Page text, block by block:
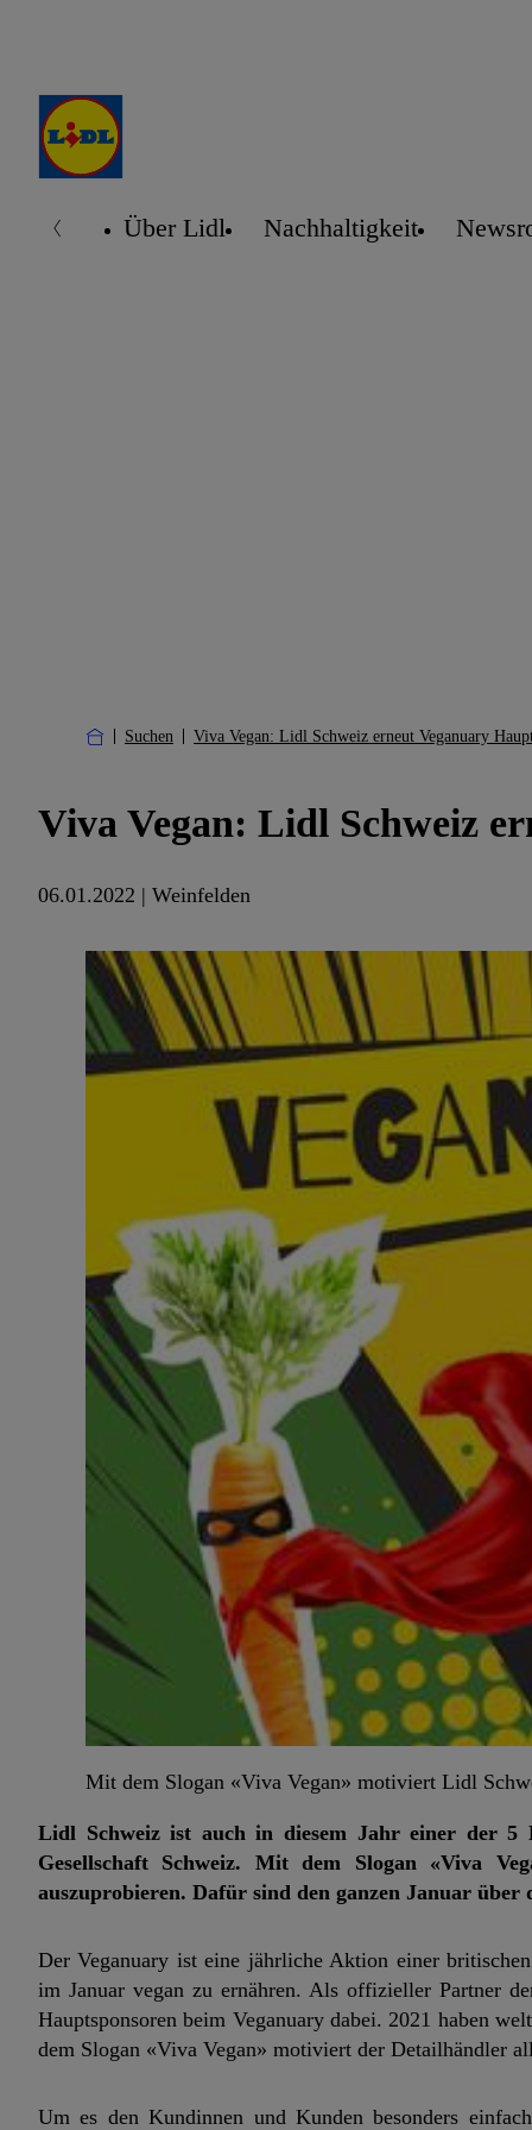
Über Lidl Nachhaltigkeit
Suchen Viva Vegan: Lidl Schweiz erneut Veganuary
Viva Vegan: Lidl Schweiz
06.01.2022 | Weinfelden
Mit dem Slogan «Viva Vegan» motiviert Lidl
Lidl Schweiz ist auch in diesem Jahr einer der 5
Gesellschaft Schweiz. Mit dem Slogan «Viva
auszuprobieren. Dafür sind den ganzen Januar
Der Veganuary ist eine jährliche Aktion einer
im Januar vegan zu ernähren. Als offizieller Partner
Hauptsponsoren beim Veganuary dabei. 2021 haben
dem Slogan «Viva Vegan» motiviert der Detailhändler
Um es den Kundinnen und Kunden besonders